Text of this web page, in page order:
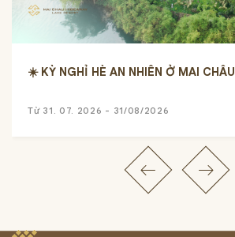
☀️ KỲ NGHỈ HÈ AN NHIÊN Ở MAI CHÂU
Từ 31. 07. 2026 - 31/08/2026